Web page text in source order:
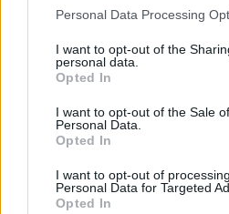
Personal Data Processing
I want to opt-out of the
personal data.
Opted In
I want to opt-out of the Sale
Personal Data.
Opted In
I want to opt-out of
Personal Data for Targeted
Opted In
Προηγούμενο
Dua Lipa και η
Halsey δείχνουν την